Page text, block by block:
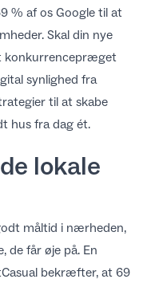
% af os Google til at
Skal din nye
konkurrencepræget
synlighed fra
til at skabe
hus fra dag ét.
lokale
måltid i nærheden,
de får øje på. En
bekræfter, at 69